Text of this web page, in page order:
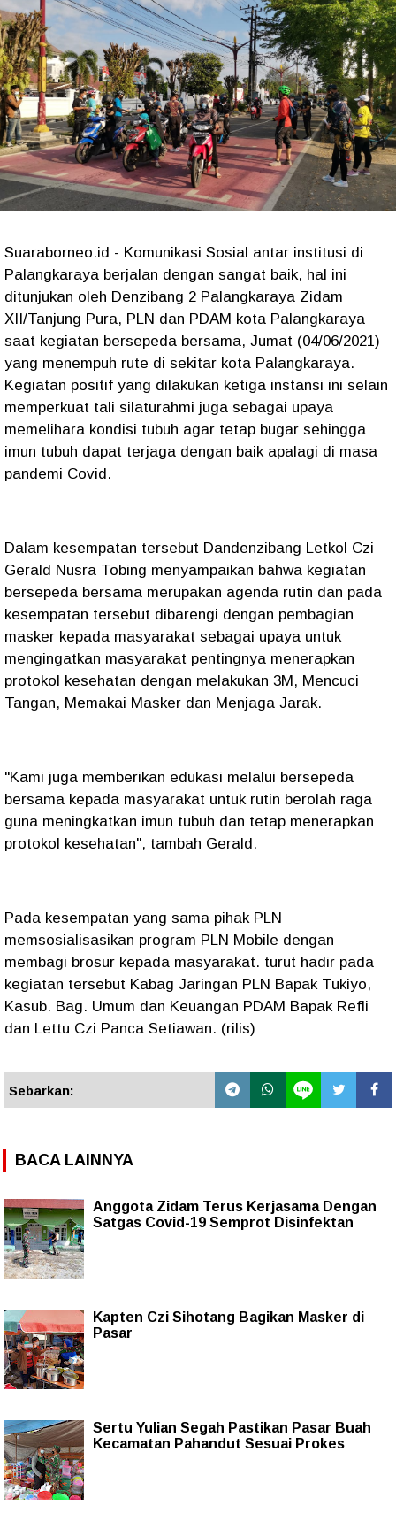
Suaraborneo.id - Komunikasi Sosial antar institusi di
Palangkaraya berjalan dengan sangat baik, hal ini
ditunjukan oleh Denzibang 2 Palangkaraya Zidam
XII/Tanjung Pura, PLN dan PDAM kota Palangkaraya
saat kegiatan bersepeda bersama, Jumat (04/06/2021)
yang menempuh rute di sekitar kota Palangkaraya.
Kegiatan positif yang dilakukan ketiga instansi ini selain
memperkuat tali silaturahmi juga sebagai upaya
memelihara kondisi tubuh agar tetap bugar sehingga
imun tubuh dapat terjaga dengan baik apalagi di masa
pandemi Covid.
Dalam kesempatan tersebut Dandenzibang Letkol Czi
Gerald Nusra Tobing menyampaikan bahwa kegiatan
bersepeda bersama merupakan agenda rutin dan pada
kesempatan tersebut dibarengi dengan pembagian
masker kepada masyarakat sebagai upaya untuk
mengingatkan masyarakat pentingnya menerapkan
protokol kesehatan dengan melakukan 3M, Mencuci
Tangan, Memakai Masker dan Menjaga Jarak.
"Kami juga memberikan edukasi melalui bersepeda
bersama kepada masyarakat untuk rutin berolah raga
guna meningkatkan imun tubuh dan tetap menerapkan
protokol kesehatan", tambah Gerald.
Pada kesempatan yang sama pihak PLN
memsosialisasikan program PLN Mobile dengan
membagi brosur kepada masyarakat. turut hadir pada
kegiatan tersebut Kabag Jaringan PLN Bapak Tukiyo,
Kasub. Bag. Umum dan Keuangan PDAM Bapak Refli
dan Lettu Czi Panca Setiawan. (rilis)
Sebarkan:
BACA LAINNYA
Anggota Zidam Terus Kerjasama Dengan
Satgas Covid-19 Semprot Disinfektan
Kapten Czi Sihotang Bagikan Masker di
Pasar
Sertu Yulian Segah Pastikan Pasar Buah
Kecamatan Pahandut Sesuai Prokes